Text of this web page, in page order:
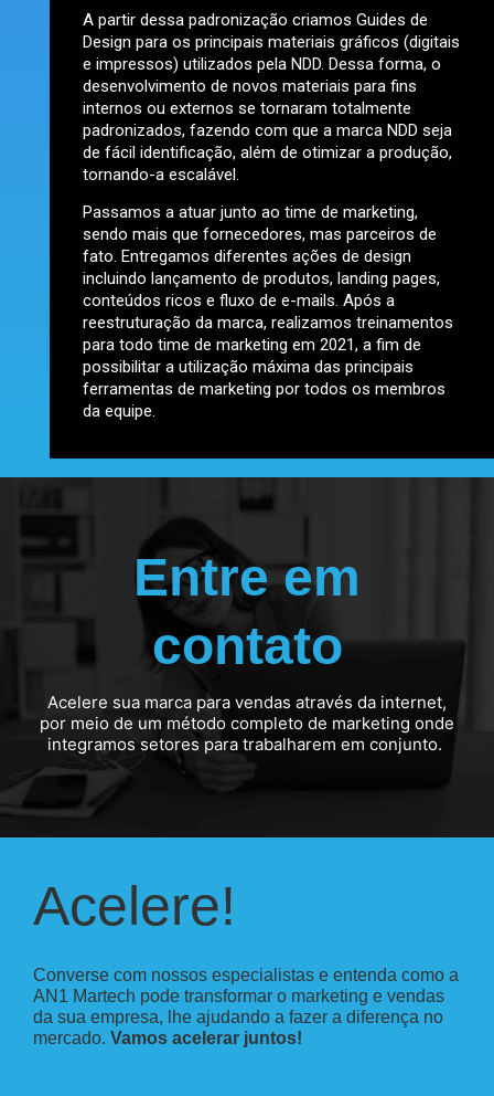
A partir dessa padronização criamos Guides de
Design para os principais materiais gráficos (digitais
e impressos) utilizados pela NDD. Dessa forma, o
desenvolvimento de novos materiais para fins
internos ou externos se tornaram totalmente
padronizados, fazendo com que a marca NDD seja
de fácil identificação, além de otimizar a produção,
tornando-a escalável.
Passamos a atuar junto ao time de marketing,
sendo mais que fornecedores, mas parceiros de
fato. Entregamos diferentes ações de design
incluindo lançamento de produtos, landing pages,
conteúdos ricos e fluxo de e-mails. Após a
reestruturação da marca, realizamos treinamentos
para todo time de marketing em 2021, a fim de
possibilitar a utilização máxima das principais
ferramentas de marketing por todos os membros
da equipe.
Entre em
contato
Acelere sua marca para vendas através da internet,
por meio de um método completo de marketing onde
integramos setores para trabalharem em conjunto.
Acelere!
Converse com nossos especialistas e entenda como a
AN1 Martech pode transformar o marketing e vendas
da sua empresa, lhe ajudando a fazer a diferença no
mercado. Vamos acelerar juntos!